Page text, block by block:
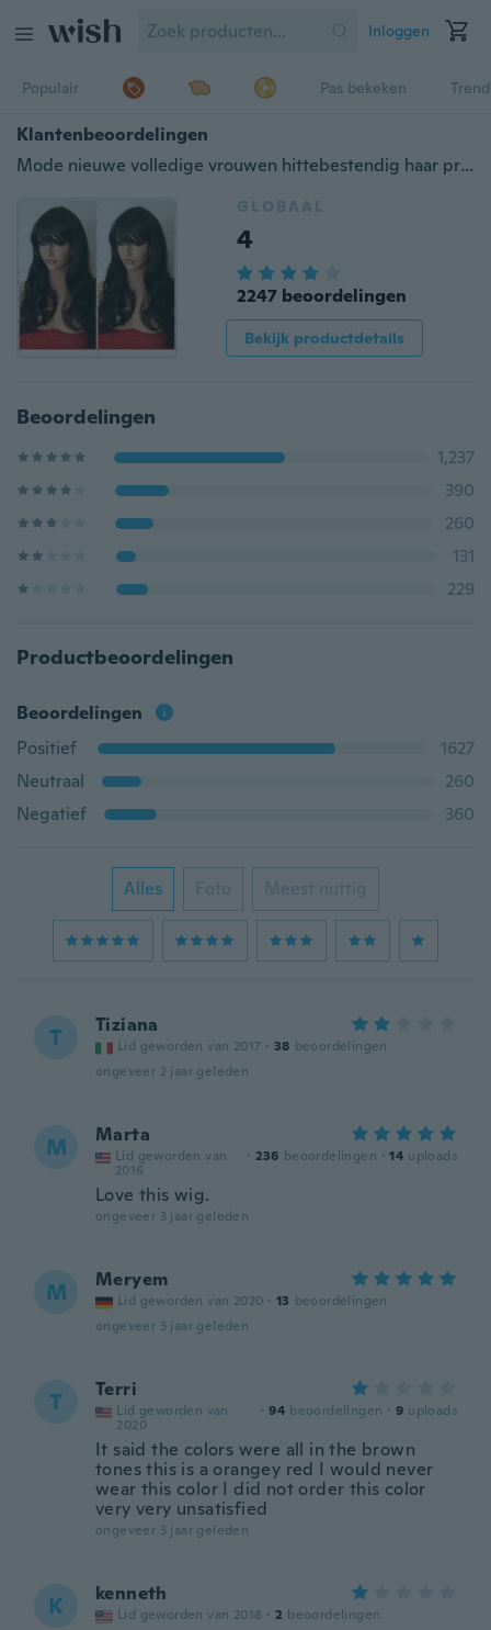
Inloggen
Populair Pas bekeken
Klantenbeoordelingen
Mode nieuwe volledige vrouwen hittebestendig haar pruik lange golvende pony bruin zwarte pruik
GLOBAAL
4
2247 beoordelingen
Bekijk productdetails
Beoordelingen
1,237
390
260
131
229
Productbeoordelingen
Beoordelingen
Positief
1627
Neutraal
260
Negatief
360
Alles Foto Meest nuttig
T Tiziana
Lid geworden van 2017 · 38 beoordelingen
ongeveer 2 jaar geleden
M Marta
Lid geworden van
2016
· 236 beoordelingen · 14 uploads
Love this wig.
ongeveer 3 jaar geleden
M Meryem
Lid geworden van 2020 · 13 beoordelingen
ongeveer 3 jaar geleden
T Terri
Lid geworden van
2020
· 94 beoordelingen · 9 uploads
It said the colors were all in the brown
tones this is a orangey red I would never
wear this color I did not order this color
very very unsatisfied
ongeveer 3 jaar geleden
K kenneth
Lid geworden van 2018 · 2 beoordelingen